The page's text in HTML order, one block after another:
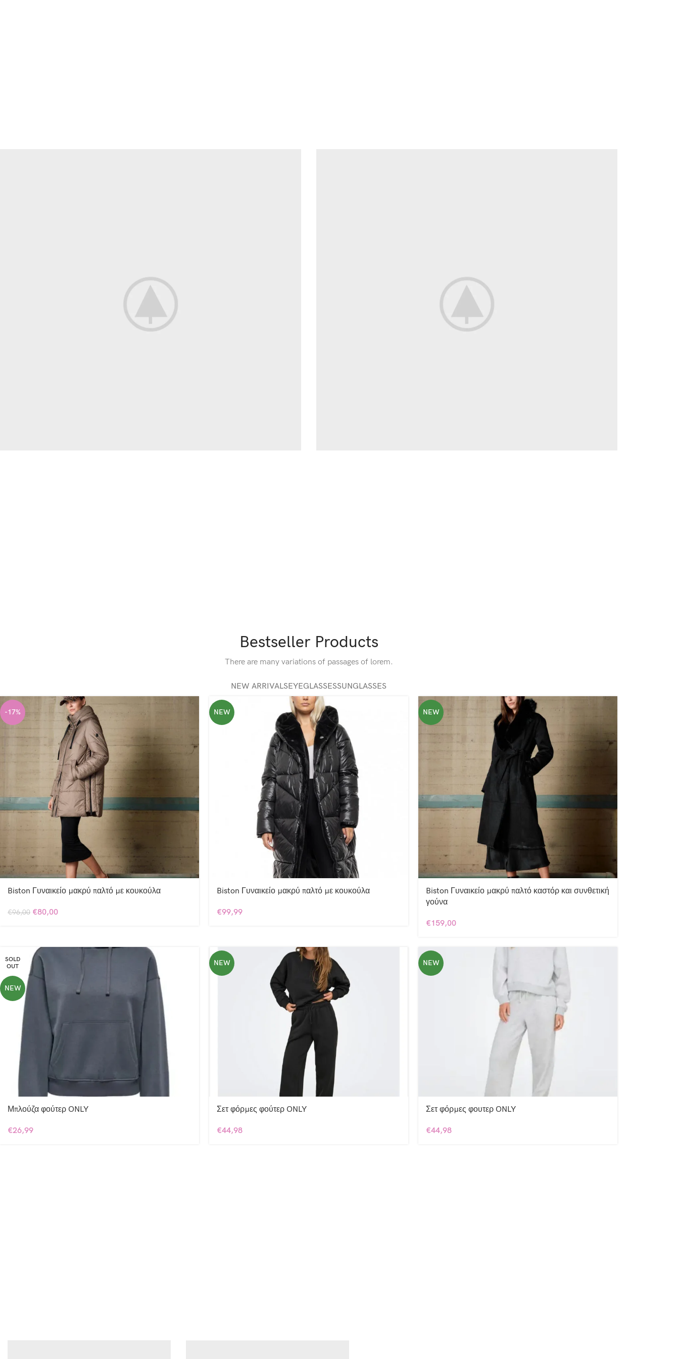
Bestseller Products
There are many variations of passages of lorem.
NEW ARRIVALSEYEGLASSESSUNGLASSES
-17%
Biston Γυναικείο μακρύ παλτό με κουκούλα
€96,00 €80,00
NEW
Biston Γυναικείο μακρύ παλτό με κουκούλα
€99,99
NEW
Biston Γυναικείο μακρύ παλτό καστόρ και συνθετική
γούνα
€159,00
SOLD
OUT
NEW
Μπλούζα φούτερ ONLY
€26,99
NEW
Σετ φόρμες φούτερ ONLY
€44,98
NEW
Σετ φόρμες φουτερ ONLY
€44,98